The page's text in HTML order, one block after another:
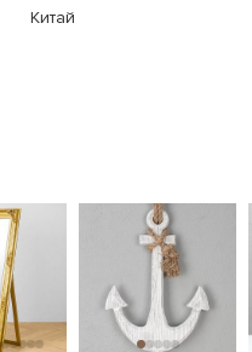
Китай